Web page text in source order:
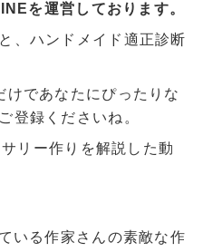
を運営しております。
、ハンドメイド適正診断
であなたにぴったりな
登録くださいね。
リー作りを解説した動
いる作家さんの素敵な作